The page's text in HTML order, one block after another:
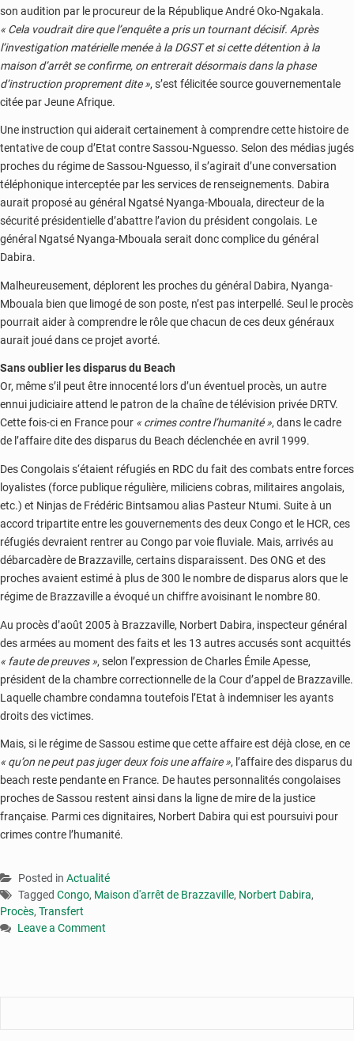
son audition par le procureur de la République André Oko-Ngakala.
« Cela voudrait dire que l’enquête a pris un tournant décisif. Après
l’investigation matérielle menée à la DGST et si cette détention à la
maison d’arrêt se confirme, on entrerait désormais dans la phase
d’instruction proprement dite », s’est félicitée source gouvernementale
citée par Jeune Afrique.
Une instruction qui aiderait certainement à comprendre cette histoire de
tentative de coup d’Etat contre Sassou-Nguesso. Selon des médias jugés
proches du régime de Sassou-Nguesso, il s’agirait d’une conversation
téléphonique interceptée par les services de renseignements. Dabira
aurait proposé au général Ngatsé Nyanga-Mbouala, directeur de la
sécurité présidentielle d’abattre l’avion du président congolais. Le
général Ngatsé Nyanga-Mbouala serait donc complice du général
Dabira.
Malheureusement, déplorent les proches du général Dabira, Nyanga-
Mbouala bien que limogé de son poste, n’est pas interpellé. Seul le procès
pourrait aider à comprendre le rôle que chacun de ces deux généraux
aurait joué dans ce projet avorté.
Sans oublier les disparus du Beach
Or, même s’il peut être innocenté lors d’un éventuel procès, un autre
ennui judiciaire attend le patron de la chaîne de télévision privée DRTV.
Cette fois-ci en France pour « crimes contre l’humanité », dans le cadre
de l’affaire dite des disparus du Beach déclenchée en avril 1999.
Des Congolais s‘étaient réfugiés en RDC du fait des combats entre forces
loyalistes (force publique régulière, miliciens cobras, militaires angolais,
etc.) et Ninjas de Frédéric Bintsamou alias Pasteur Ntumi. Suite à un
accord tripartite entre les gouvernements des deux Congo et le HCR, ces
réfugiés devraient rentrer au Congo par voie fluviale. Mais, arrivés au
débarcadère de Brazzaville, certains disparaissent. Des ONG et des
proches avaient estimé à plus de 300 le nombre de disparus alors que le
régime de Brazzaville a évoqué un chiffre avoisinant le nombre 80.
Au procès d’août 2005 à Brazzaville, Norbert Dabira, inspecteur général
des armées au moment des faits et les 13 autres accusés sont acquittés
« faute de preuves », selon l’expression de Charles Émile Apesse,
président de la chambre correctionnelle de la Cour d’appel de Brazzaville.
Laquelle chambre condamna toutefois l’Etat à indemniser les ayants
droits des victimes.
Mais, si le régime de Sassou estime que cette affaire est déjà close, en ce
« qu’on ne peut pas juger deux fois une affaire », l’affaire des disparus du
beach reste pendante en France. De hautes personnalités congolaises
proches de Sassou restent ainsi dans la ligne de mire de la justice
française. Parmi ces dignitaires, Norbert Dabira qui est poursuivi pour
crimes contre l’humanité.
Posted in Actualité
Tagged Congo, Maison d'arrêt de Brazzaville, Norbert Dabira,
Procès, Transfert
Leave a Comment